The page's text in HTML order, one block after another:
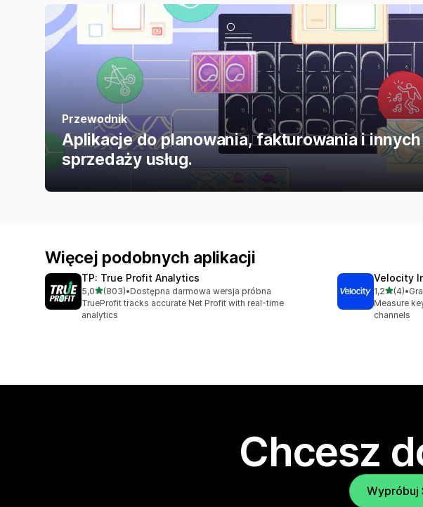
Przewodnik
Aplikacje do planowania, fakturowania i
sprzedaży usług.
Więcej podobnych aplikacji
TP: True Profit Analytics
5,0na 5 gwiazdek
(803)
Łączna liczba recenzji: 803
•Dostępna darmowa wersja próbna
TrueProfit tracks accurate Net Profit with real-time
analytics
Velocity
1,2na 5
(4)
Łączna •
Measure
channels
Chcesz
Wypróbuj